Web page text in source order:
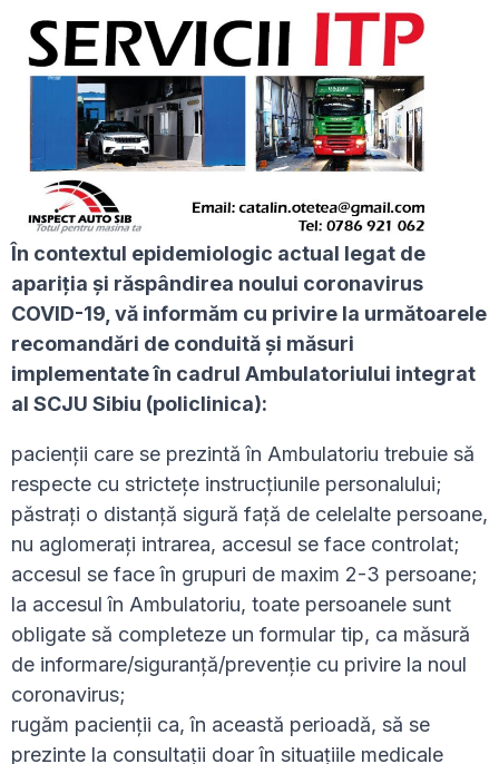
În contextul epidemiologic actual legat de
apariția și răspândirea noului coronavirus
COVID-19, vă informăm cu privire la următoarele
recomandări de conduită și măsuri
implementate în cadrul Ambulatoriului integrat
al SCJU Sibiu (policlinica):
pacienții care se prezintă în Ambulatoriu trebuie să
respecte cu strictețe instrucțiunile personalului;
păstrați o distanță sigură față de celelalte persoane,
nu aglomerați intrarea, accesul se face controlat;
accesul se face în grupuri de maxim 2-3 persoane;
la accesul în Ambulatoriu, toate persoanele sunt
obligate să completeze un formular tip, ca măsură
de informare/siguranță/prevenție cu privire la noul
coronavirus;
rugăm pacienții ca, în această perioadă, să se
prezinte la consultații doar în situațiile medicale